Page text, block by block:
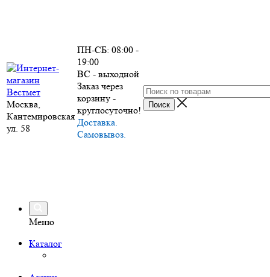
Москва,
Кантемировская
ул. 58
ПН-СБ: 08:00 -
19:00
ВС - выходной
Заказ через
корзину -
круглосуточно!
Доставка.
Самовывоз.
Меню
Каталог